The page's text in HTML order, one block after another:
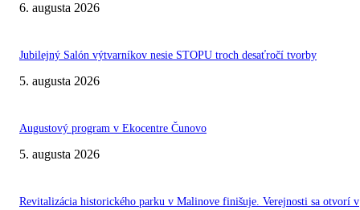
6. augusta 2026
Jubilejný Salón výtvarníkov nesie STOPU troch desaťročí tvorby
5. augusta 2026
Augustový program v Ekocentre Čunovo
5. augusta 2026
Revitalizácia historického parku v Malinove finišuje. Verejnosti sa otvorí v